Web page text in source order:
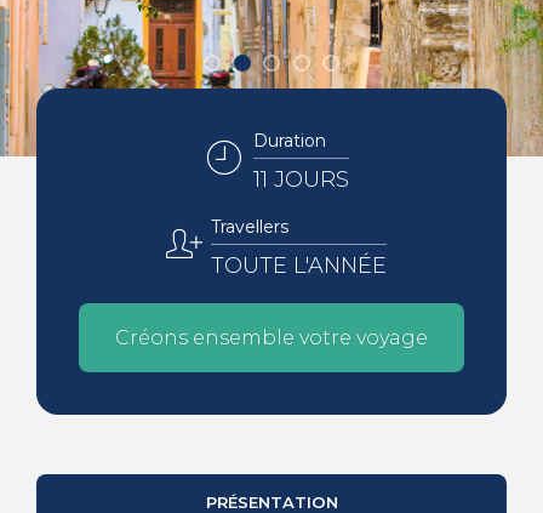
Duration
11 JOURS
Travellers
TOUTE L'ANNÉE
Créons ensemble votre voyage
PRÉSENTATION